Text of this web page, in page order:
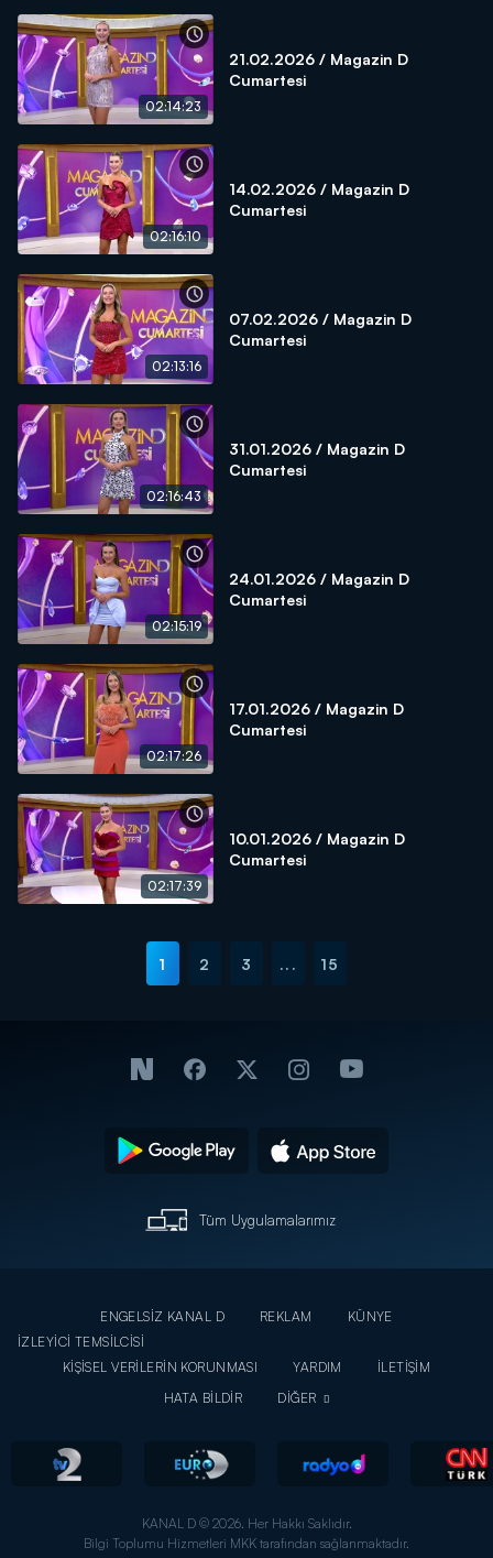
02:14:23
21.02.2026 / Magazin D
Cumartesi
02:16:10
14.02.2026 / Magazin D
Cumartesi
02:13:16
07.02.2026 / Magazin D
Cumartesi
02:16:43
31.01.2026 / Magazin D
Cumartesi
02:15:19
24.01.2026 / Magazin D
Cumartesi
02:17:26
17.01.2026 / Magazin D
Cumartesi
02:17:39
10.01.2026 / Magazin D
Cumartesi
1 2 3 ... 15
Tüm Uygulamalarımız
ENGELSİZ KANAL D REKLAM
KÜNYE
İZLEYİCİ TEMSİLCİSİ
KİŞİSEL VERİLERİN KORUNMASI
YARDIM
İLETİŞİM
HATA BİLDİR
DİĞER
KANAL D © 2026. Her Hakkı Saklıdır.
Bilgi Toplumu Hizmetleri MKK tarafından sağlanmaktadır.